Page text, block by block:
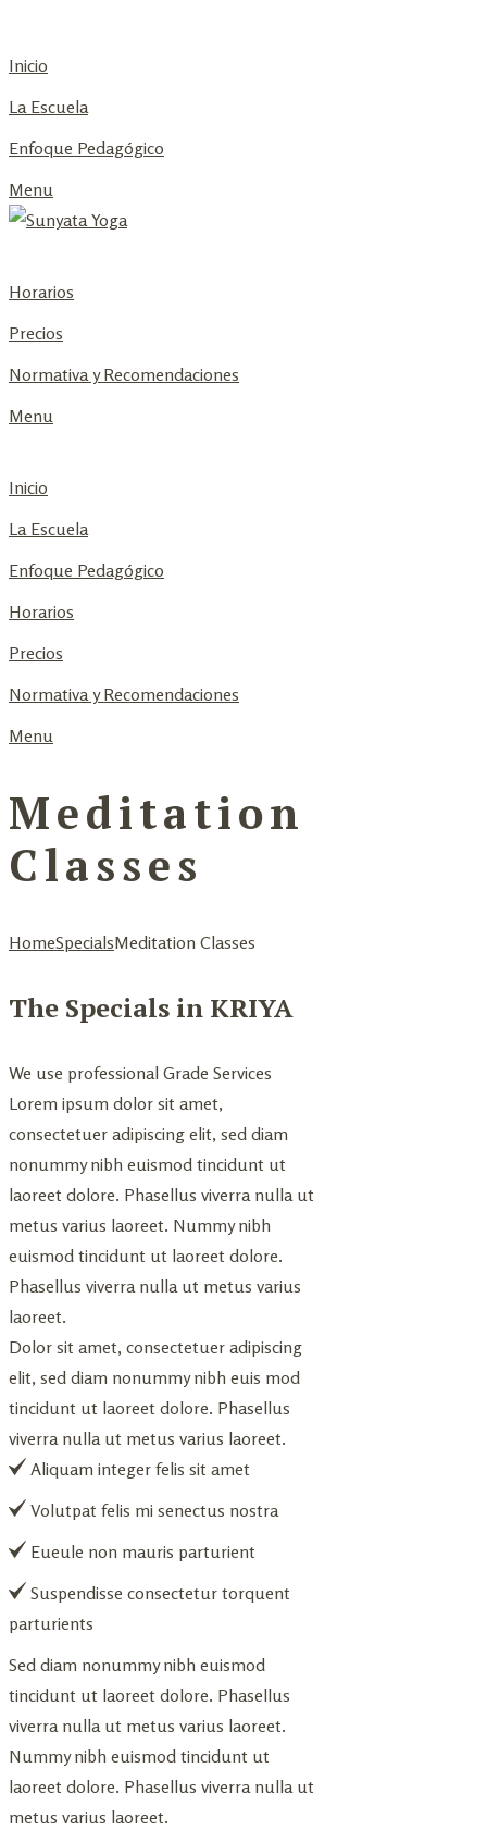
to
Inicio
La Escuela
Enfoque Pedagógico
Menu
Horarios
Precios
Normativa y Recomendaciones
Menu
Inicio
La Escuela
Enfoque Pedagógico
Horarios
Precios
Normativa y Recomendaciones
Menu
Meditation
Classes
HomeSpecialsMeditation Classes
The Specials in KRIYA
We use professional Grade Services
Lorem ipsum dolor sit amet,
consectetuer adipiscing elit, sed diam
nonummy nibh euismod tincidunt ut
laoreet dolore. Phasellus viverra nulla ut
metus varius laoreet. Nummy nibh
euismod tincidunt ut laoreet dolore.
Phasellus viverra nulla ut metus varius
laoreet.
Dolor sit amet, consectetuer adipiscing
elit, sed diam nonummy nibh euis mod
tincidunt ut laoreet dolore. Phasellus
viverra nulla ut metus varius laoreet.
Aliquam integer felis sit amet
Volutpat felis mi senectus nostra
Eueule non mauris parturient
Suspendisse consectetur torquent
parturients
Sed diam nonummy nibh euismod
tincidunt ut laoreet dolore. Phasellus
viverra nulla ut metus varius laoreet.
Nummy nibh euismod tincidunt ut
laoreet dolore. Phasellus viverra nulla ut
metus varius laoreet.